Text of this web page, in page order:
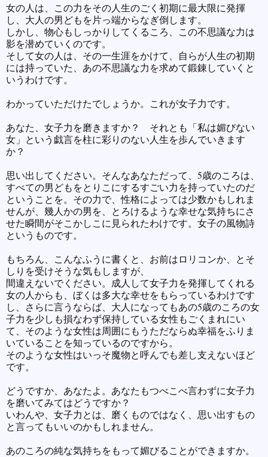
女の人は、この力をその人生のごく初期に最大限に発揮
し、大人の男どもを片っ端からなぎ倒します。
しかし、物心もしっかりしてくるころ、この不思議な力は
影を潜めていくのです。
そして女の人は、その一生涯をかけて、自らが人生の初期
には持っていた、あの不思議な力を求めて鍛錬していくと
いうわけです。
わかっていただけたでしょうか。これが女子力です。
あなた、女子力を磨きますか？ それとも「私は媚びない
女」という戯言を柱に彩りのない人生を歩んでいきます
か？
思い出してください。そんなあなただって、5歳のころは、
すべての男どもをとりこにするすごい力を持っていたのだ
ということを。その力で、性格によっては少数かもしれま
せんが、幾人かの男を、とろけるような幸せな気持ちにさ
せた瞬間がそこかしこに見られたわけです。女子の風物詩
というものです。
もちろん、こんなふうに書くと、お前はロリコンか、とそ
しりを受けそうな気もしますが、
間違えないでください。成人して女子力を発揮してくれる
女の人からも、ぼくは多大な幸せをもらっているわけです
し、さらに言うならば、大人になってもあの5歳のころの女
子力を少しも損なわず保持している女性もごくまれにい
て、そのような女性は周囲にもうただならぬ幸福をふりま
いていることを知っているのですから。
そのような女性はいっそ魔物と呼んでも差し支えないほど
です。
どうですか、あなたよ。あなたもつべこべ言わずに女子力
を磨いてみてはどうですか？
いわんや、女子力とは、磨くものではなく、思い出すもの
と言ってもいいのかもしれません。
あのころの純な気持ちをもって媚びることができますか。